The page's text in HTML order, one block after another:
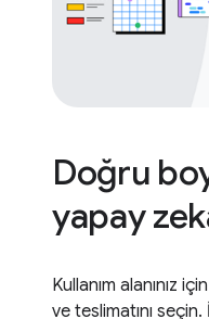
Doğru
yapay
Kullanım alanınız
ve teslimatını